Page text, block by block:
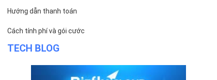
Hướng dẫn thanh toán
Cách tính phí và gói cước
TECH BLOG